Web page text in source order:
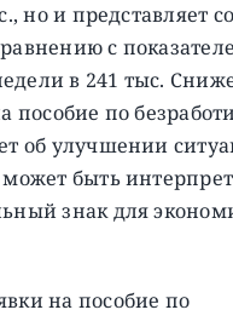
но и представляет
с
в 241 тыс.
пособие по
об улучшении
быть
знак для
на пособие по